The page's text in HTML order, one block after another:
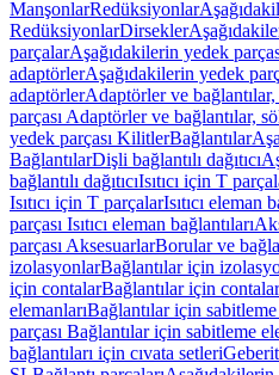
ManşonlarRedüksiyonlar
RedüksiyonlarDirsekler
parçalarAşağıdakilerin yedek
adaptörlerAşağıdakilerin yedek
adaptörlerAdaptörler ve
parçası Adaptörler ve bağlantılar,
yedek parçası KilitlerBağlantılar
BağlantılarDişli bağlantılı dağıtıcı
bağlantılı dağıtıcıIsıtıcı için T
Isıtıcı için T parçalarIsıtıcı eleman
parçası Isıtıcı eleman bağlantıları
parçası AksesuarlarBorular ve
izolasyonlarBağlantılar için
için contalarBağlantılar için contalar
elemanlarıBağlantılar için sabitleme
parçası Bağlantılar için sabitleme
bağlantıları için cıvata setleri